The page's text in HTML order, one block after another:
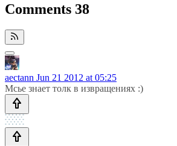
Comments 38
aectann Jun 21 2012 at 05:25
Мсье знает толк в извращениях :)